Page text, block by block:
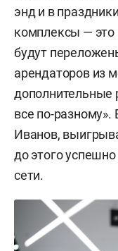
энд и в
комплексы — это
будут
арендаторов из
все по-разному».
Иванов,
до этого
сети.